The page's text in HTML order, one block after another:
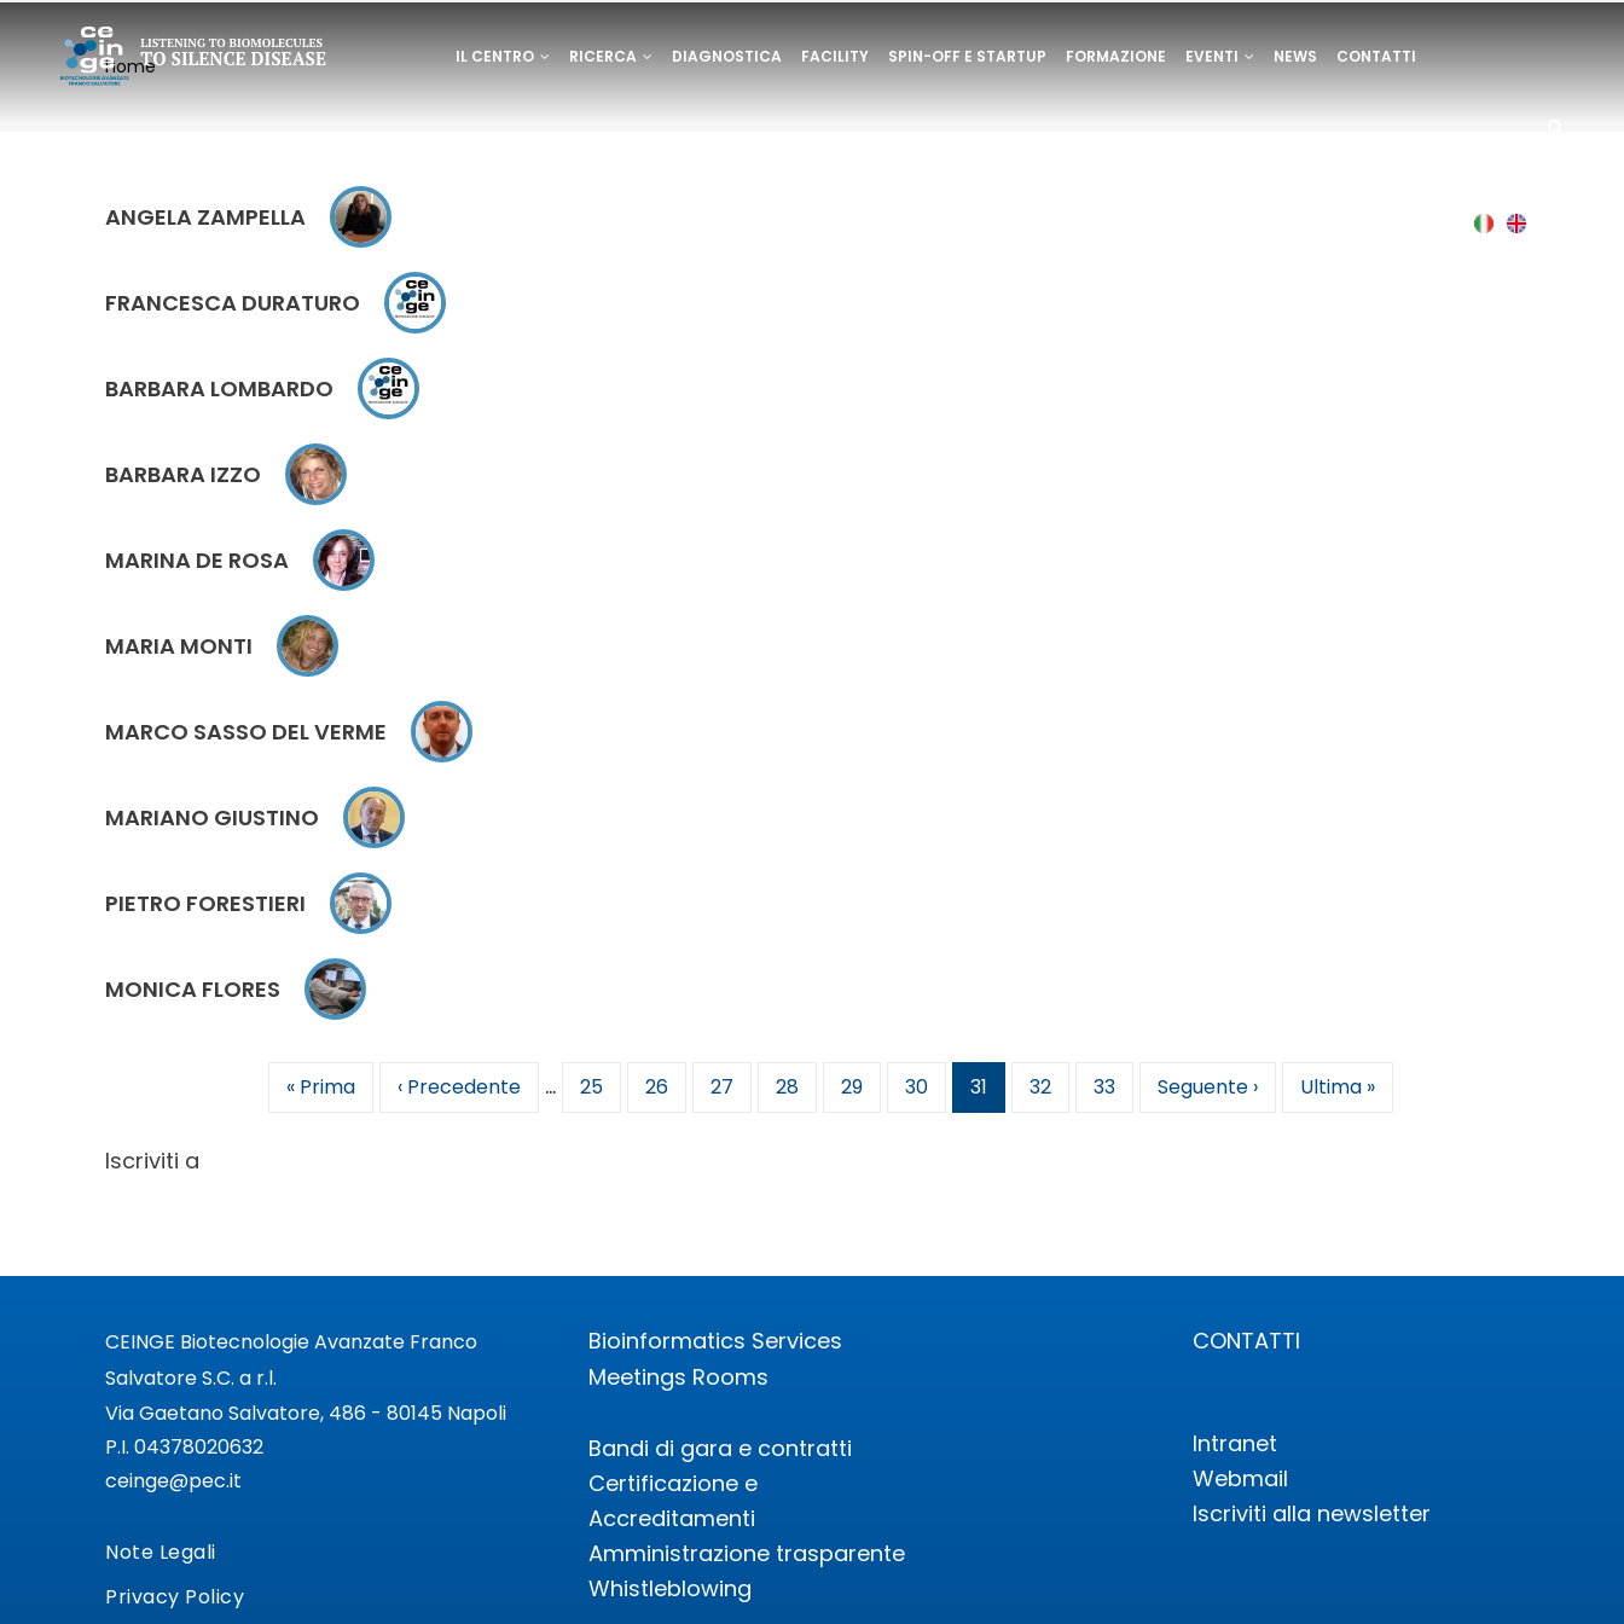
Salta
al
contenuto
PRINCIPALE
IL CENTRO RICERCA DIAGNOSTICA FACILITY SPIN-OFF E STARTUP FORMAZIONE EVENTI NEWS CONTATTI
Italian
Briciole
Home
ANGELA ZAMPELLA
FRANCESCA DURATURO
BARBARA LOMBARDO
BARBARA IZZO
MARINA DE ROSA
MARIA MONTI
MARCO SASSO DEL VERME
MARIANO GIUSTINO
PIETRO FORESTIERI
MONICA FLORES
Prima
« Prima
Pagina
‹ Precedente … Pagina
25 Pagina
26 Pagina
27 Pagina
28 Pagina
29 Pagina
30
Pagina
31 Pagina
32 Pagina
33
Pagina
Seguente ›
Ultima
Ultima »
Iscriviti a
CEINGE Biotecnologie Avanzate Franco
Salvatore S.C. a r.l.
Via Gaetano Salvatore, 486 - 80145 Napoli
P.I. 04378020632
ceinge@pec.it
Note Legali
Privacy Policy
Bioinformatics Services
Meetings Rooms
Bandi di gara e contratti
Certificazione e
Accreditamenti
Amministrazione trasparente
Whistleblowing
CONTATTI
Intranet
Webmail
Iscriviti alla newsletter